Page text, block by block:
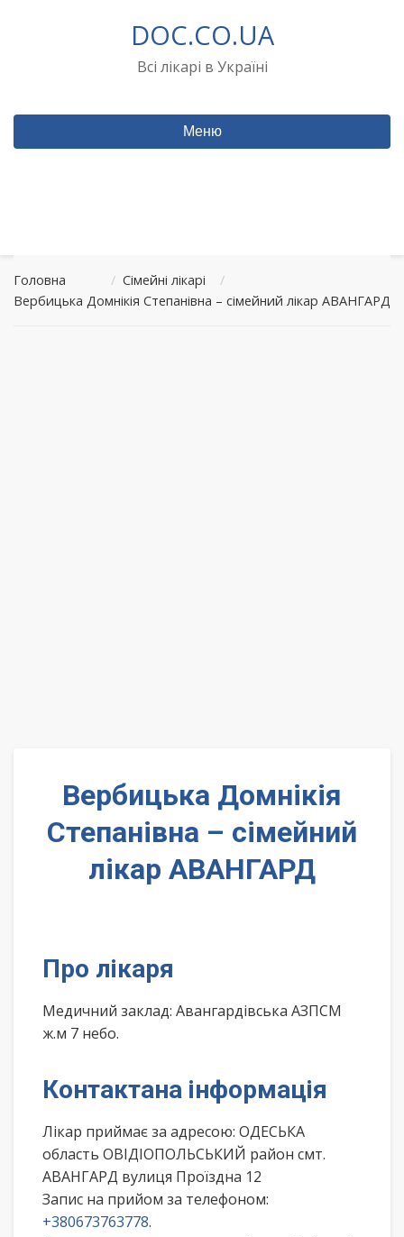
DOC.CO.UA
Всі лікарі в Україні
Меню
Головна / Сімейні лікарі
/
Вербицька Домнікія Степанівна – сімейний лікар АВАНГАРД
Вербицька Домнікія
Степанівна – сімейний
лікар АВАНГАРД
Про лікаря
Медичний заклад: Авангардівська АЗПСМ
ж.м 7 небо.
Контактана інформація
Лікар приймає за адресою: ОДЕСЬКА
область ОВІДІОПОЛЬСЬКИЙ район смт.
АВАНГАРД вулиця Проїздна 12
Запис на прийом за телефоном:
+380673763778.